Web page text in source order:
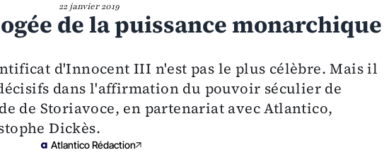
22 janvier 2019
de la puissance monarchique
d'Innocent III n'est pas le plus célèbre. Mais il
dans l'affirmation du pouvoir séculier de
de Storiavoce, en partenariat avec Atlantico,
Dickès.
Atlantico Rédaction